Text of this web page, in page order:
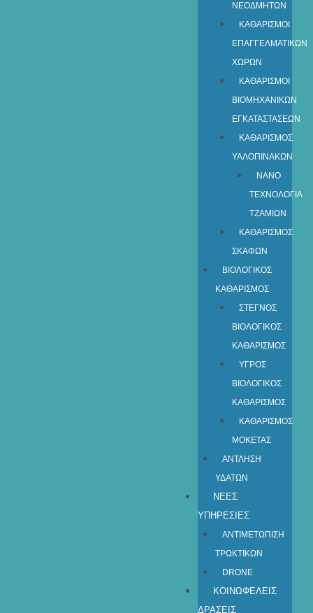
ΝΕΟΔΜΗΤΩΝ
ΚΑΘΑΡΙΣΜΟΙ
ΕΠΑΓΓΕΛΜΑΤΙΚΩΝ
ΧΩΡΩΝ
ΚΑΘΑΡΙΣΜΟΙ
ΒΙΟΜΗΧΑΝΙΚΩΝ
ΕΓΚΑΤΑΣΤΑΣΕΩΝ
ΚΑΘΑΡΙΣΜΟΣ
ΥΑΛΟΠΙΝΑΚΩΝ
ΝΑΝΟ
ΤΕΧΝΟΛΟΓΙΑ
ΤΖΑΜΙΩΝ
ΚΑΘΑΡΙΣΜΟΣ
ΣΚΑΦΩΝ
ΒΙΟΛΟΓΙΚΟΣ
ΚΑΘΑΡΙΣΜΟΣ
ΣΤΕΓΝΟΣ
ΒΙΟΛΟΓΙΚΟΣ
ΚΑΘΑΡΙΣΜΟΣ
ΥΓΡΟΣ
ΒΙΟΛΟΓΙΚΟΣ
ΚΑΘΑΡΙΣΜΟΣ
ΚΑΘΑΡΙΣΜΟΣ
ΜΟΚΕΤΑΣ
ΑΝΤΛΗΣΗ
ΥΔΑΤΩΝ​
ΝΕΕΣ
ΥΠΗΡΕΣΙΕΣ
ΑΝΤΙΜΕΤΩΠΙΣΗ
ΤΡΩΚΤΙΚΩΝ
DRONE
ΚΟΙΝΩΦΕΛΕΙΣ
ΔΡΑΣΕΙΣ